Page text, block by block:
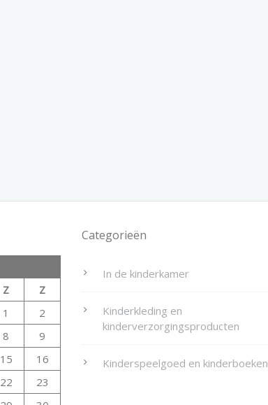
Z
Z
1
2
8
9
15
16
22
23
Categorieën
In de kinderkamer
Kinderkleding en
kinderverzorgingsproducten
Kinderspeelgoed en kinderboeken